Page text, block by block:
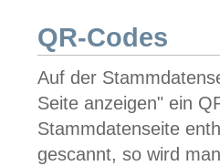
QR-Codes
Auf der
Seite anzeigen" ein
Stammdatenseite
gescannt, so wird